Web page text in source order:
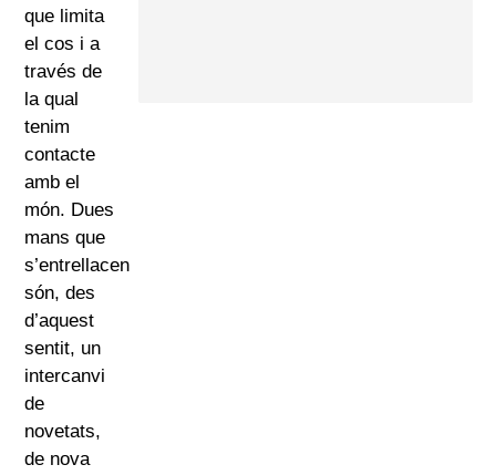
que limita
el cos i a
través de
la qual
tenim
contacte
amb el
món. Dues
mans que
s’entrellacen
són, des
d’aquest
sentit, un
intercanvi
de
novetats,
de nova